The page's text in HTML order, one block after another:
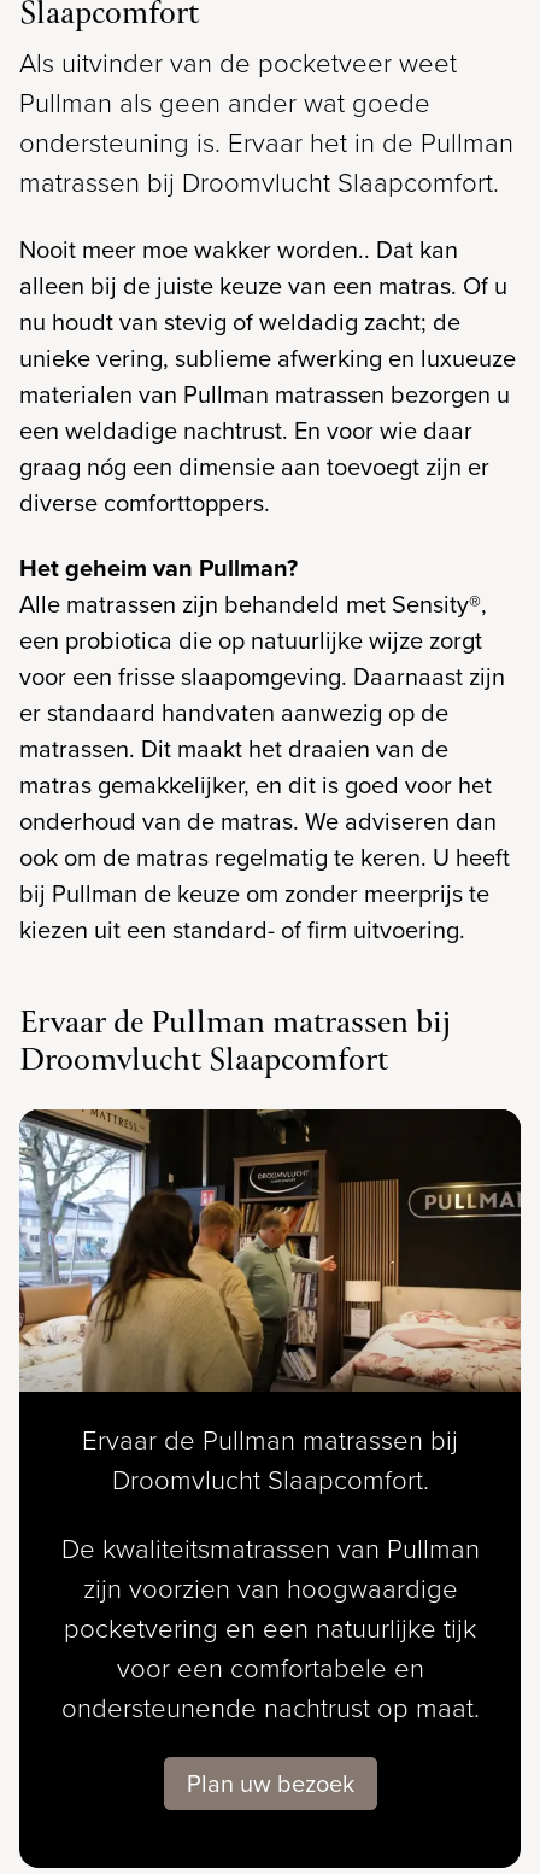
Slaapcomfort
Als uitvinder van de pocketveer weet
Pullman als geen ander wat goede
ondersteuning is. Ervaar het in de Pullman
matrassen bij Droomvlucht Slaapcomfort.
Nooit meer moe wakker worden.. Dat kan
alleen bij de juiste keuze van een matras. Of u
nu houdt van stevig of weldadig zacht; de
unieke vering, sublieme afwerking en luxueuze
materialen van Pullman matrassen bezorgen u
een weldadige nachtrust. En voor wie daar
graag nóg een dimensie aan toevoegt zijn er
diverse comforttoppers.
Het geheim van Pullman?
Alle matrassen zijn behandeld met Sensity®,
een probiotica die op natuurlijke wijze zorgt
voor een frisse slaapomgeving. Daarnaast zijn
er standaard handvaten aanwezig op de
matrassen. Dit maakt het draaien van de
matras gemakkelijker, en dit is goed voor het
onderhoud van de matras. We adviseren dan
ook om de matras regelmatig te keren. U heeft
bij Pullman de keuze om zonder meerprijs te
kiezen uit een standard- of firm uitvoering.
Ervaar de Pullman matrassen bij
Droomvlucht Slaapcomfort
Ervaar de Pullman matrassen bij
Droomvlucht Slaapcomfort.
De kwaliteitsmatrassen van Pullman
zijn voorzien van hoogwaardige
pocketvering en een natuurlijke tijk
voor een comfortabele en
ondersteunende nachtrust op maat.
Plan uw bezoek